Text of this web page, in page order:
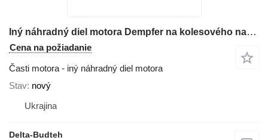
Iný náhradný diel motora Dempfer na kolesového nakladača Komatsu WA430
Cena na požiadanie
Časti motora - iný náhradný diel motora
Stav nový
Ukrajina
Delta-Budteh